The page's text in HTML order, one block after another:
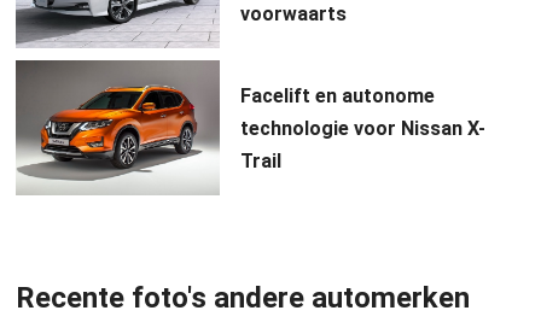
voorwaarts
Facelift en autonome
technologie voor Nissan X-
Trail
Recente foto's andere automerken